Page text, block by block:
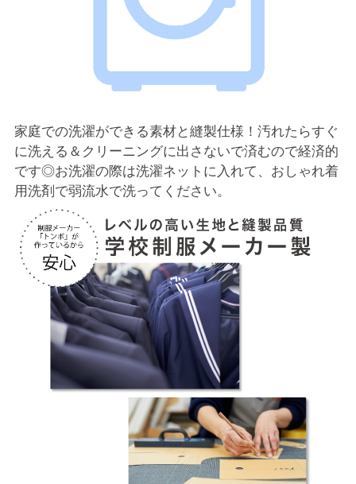
家庭での洗濯ができる素材と縫製仕様！汚れたらすぐ
に洗える＆クリーニングに出さないで済むので経済的
です◎お洗濯の際は洗濯ネットに入れて、おしゃれ着
用洗剤で弱流水で洗ってください。